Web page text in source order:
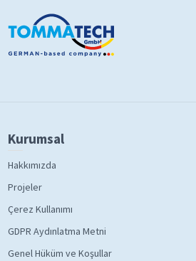
Kurumsal
Hakkımızda
Projeler
Çerez Kullanımı
GDPR Aydınlatma Metni
Genel Hüküm ve Koşullar